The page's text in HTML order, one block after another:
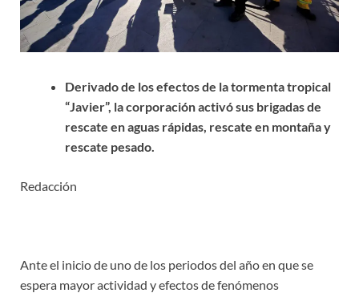
Derivado de los efectos de la tormenta tropical
“Javier”, la corporación activó sus brigadas de
rescate en aguas rápidas, rescate en montaña y
rescate pesado.
Redacción
Ante el inicio de uno de los periodos del año en que se
espera mayor actividad y efectos de fenómenos